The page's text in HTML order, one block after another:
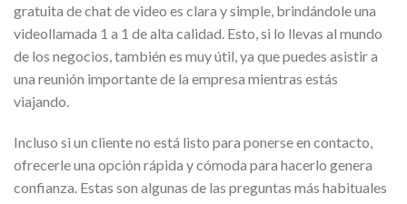
gratuita de chat de video es clara y simple, brindándole una
videollamada 1 a 1 de alta calidad. Esto, si lo llevas al mundo
de los negocios, también es muy útil, ya que puedes asistir a
una reunión importante de la empresa mientras estás
viajando.
Incluso si un cliente no está listo para ponerse en contacto,
ofrecerle una opción rápida y cómoda para hacerlo genera
confianza. Estas son algunas de las preguntas más habituales